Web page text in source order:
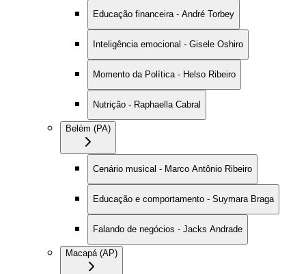
Educação financeira - André Torbey
Inteligência emocional - Gisele Oshiro
Momento da Política - Helso Ribeiro
Nutrição - Raphaella Cabral
Belém (PA)
Cenário musical - Marco Antônio Ribeiro
Educação e comportamento - Suymara Braga
Falando de negócios - Jacks Andrade
Macapá (AP)